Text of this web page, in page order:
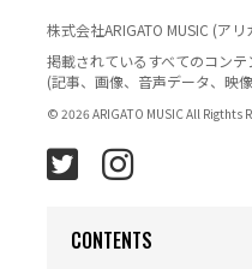
株式会社ARIGATO MUSIC (ア
掲載されているすべてのコンテ
(記事、画像、音声データ、映
© 2026 ARIGATO MUSIC All Rigthts
CONTENTS